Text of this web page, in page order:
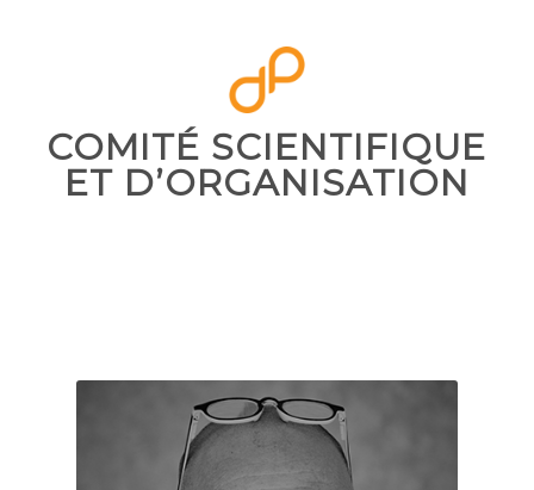
COMITÉ SCIENTIFIQUE
ET D’ORGANISATION